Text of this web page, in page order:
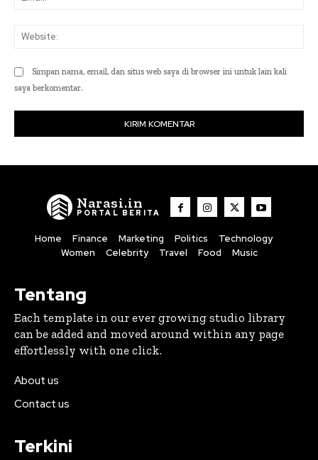
Simpan nama, email, dan situs web saya di browser ini untuk lain kali
saya berkomentar.
Narasi.in
PORTAL BERITA
Home Finance Marketing Politics
Technology
Women
Celebrity Travel Food Music
Tentang
Each template in our ever growing studio library
can be added and moved around within any page
effortlessly with one click.
About us
Contact us
Terkini